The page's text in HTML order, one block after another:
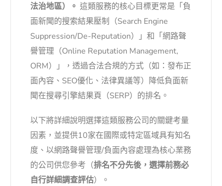
法治地區）。 這類服務的核心目標更常是「負
面新聞的搜索結果壓制（Search Engine
Suppression/De-Reputation）」和「網路聲
譽管理（Online Reputation Management,
ORM）」，透過合法合規的方式（如：發布正
面內容、SEO優化、法律異議等）降低負面新
聞在搜尋引擎結果頁（SERP）的排名。
以下將詳細說明選擇這類服務公司的關鍵考量
因素，並提供10家在國際或特定區域具有知名
度、以網路聲譽管理/負面內容處理為核心業務
的公司供您參考（排名不分先後，選擇前務必
自行詳細調查評估）。